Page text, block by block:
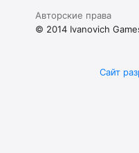
Авторские права
© 2014 Ivanovich
Сайт